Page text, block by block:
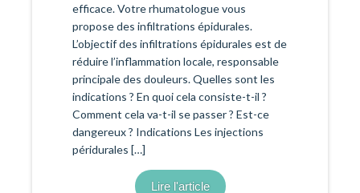
efficace. Votre rhumatologue vous
propose des infiltrations épidurales.
L’objectif des infiltrations épidurales est de
réduire l’inflammation locale, responsable
principale des douleurs. Quelles sont les
indications ? En quoi cela consiste-t-il ?
Comment cela va-t-il se passer ? Est-ce
dangereux ? Indications Les injections
péridurales […]
Lire l'article